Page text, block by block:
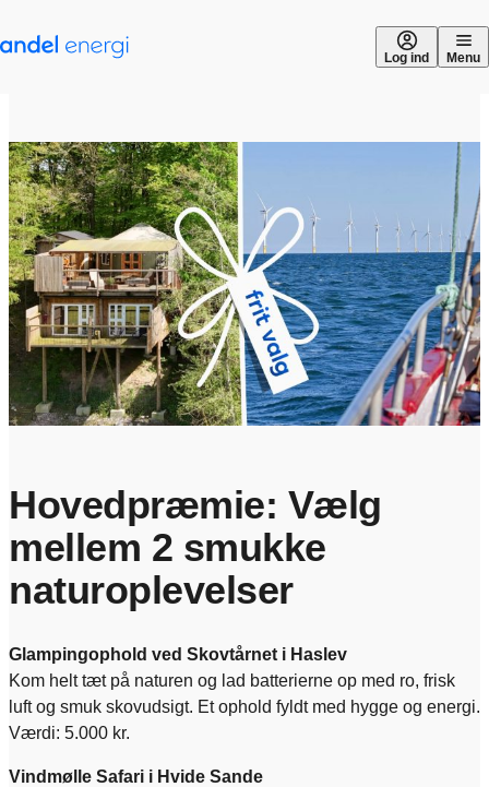
Log ind Menu
Hovedpræmie: Vælg
mellem 2 smukke
naturoplevelser
Glampingophold ved Skovtårnet i Haslev
Kom helt tæt på naturen og lad batterierne op med ro, frisk
luft og smuk skovudsigt. Et ophold fyldt med hygge og energi.
Værdi: 5.000 kr.
Vindmølle Safari i Hvide Sande